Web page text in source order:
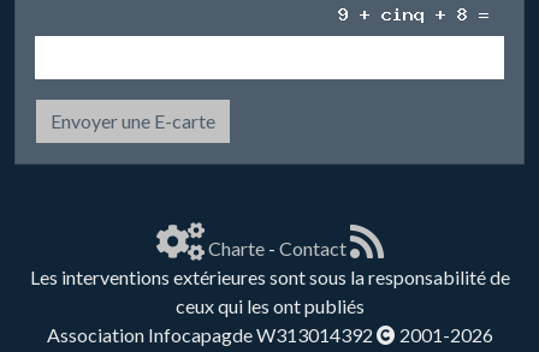
Envoyer une E-carte
Charte- Contact
Les interventions extérieures sont sous la responsabilité de
ceux qui les ont publiés
Association Infocapagde W313014392
2001-2026